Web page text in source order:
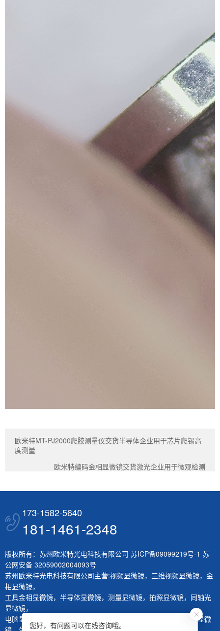
欧米特MT-PJ2000爬胶测量仪交货半导体企业用于芯片爬锡高
度测量
欧米特编码金相显微镜交货激光企业用于微观检测
173-1582-5640
181-1461-2348
版权所有：苏州欧米特光电科技有限公司 苏ICP备09099219号-1 苏
公网安备 32059002004093号
苏州欧米特光电科技有限公司主营:视频显微镜， 三维视频显微镜， 金
相显微镜，
工具金相显微镜， 半导体显微镜， 测量显微镜， 拍照显微镜， 同轴光
显微镜，
电脑显微镜
体视显微
您好，有问题可以在线咨询哦。